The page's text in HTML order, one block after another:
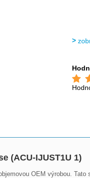
(ACU-IJUST1U 1)
OEM výrobou.